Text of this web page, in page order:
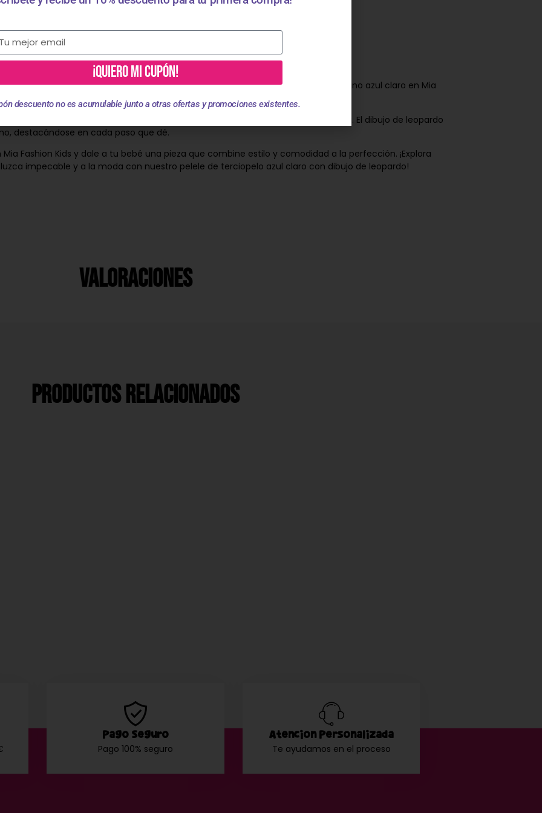
Descripción
nivel con nuestro irresistible pelele de terciopelo para bebé niño en un delicado tono azul claro en Mia
una prenda, es una declaración de moda y lujo para tu pequeño.
este pelele no solo garantiza comodidad, sino también un toque de elegancia. El dibujo de leopardo
destacándose en cada paso que dé.
Fashion Kids y dale a tu bebé una pieza que combine estilo y comodidad a la perfección. ¡Explora
impecable y a la moda con nuestro pelele de terciopelo azul claro con dibujo de leopardo!
Valoraciones
Productos Relacionados
Pago Seguro
Pago 100% seguro
Atención Personalizada
Te ayudamos en el proceso
¡QUIERO MI CUPÓN!
descuento no es acumulable junto a otras ofertas y promociones existentes.